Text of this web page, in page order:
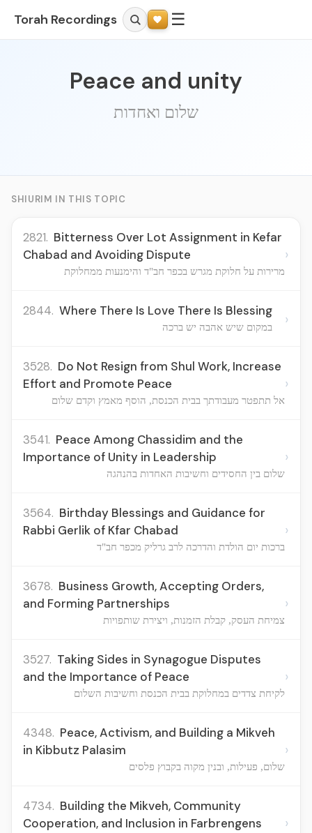
Torah Recordings ☰
Peace and unity
שלום ואחדות
SHIURIM IN THIS TOPIC
2821. Bitterness Over Lot Assignment in Kefar
Chabad and Avoiding Dispute
מרירות על חלוקת מגרש בכפר חב"ד והימנעות ממחלוקת
›
2844. Where There Is Love There Is Blessing
במקום שיש אהבה יש ברכה ›
3528. Do Not Resign from Shul Work, Increase
Effort and Promote Peace
אל תתפטר מעבודתך בבית הכנסת, הוסף מאמץ וקדם שלום
›
3541. Peace Among Chassidim and the
Importance of Unity in Leadership
שלום בין החסידים וחשיבות האחדות בהנהגה
›
3564. Birthday Blessings and Guidance for
Rabbi Gerlik of Kfar Chabad
ברכות יום הולדת והדרכה לרב גרליק מכפר חב"ד
›
3678. Business Growth, Accepting Orders,
and Forming Partnerships
צמיחת העסק, קבלת הזמנות, ויצירת שותפויות
›
3527. Taking Sides in Synagogue Disputes
and the Importance of Peace
לקיחת צדדים במחלוקת בבית הכנסת וחשיבות השלום
›
4348. Peace, Activism, and Building a Mikveh
in Kibbutz Palasim
שלום, פעילות, ובנין מקוה בקבוץ פלסים
›
4734. Building the Mikveh, Community
Cooperation, and Inclusion in Farbrengens
›